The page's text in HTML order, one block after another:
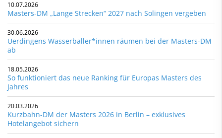
10.07.2026
Masters-DM „Lange Strecken“ 2027 nach Solingen vergeben
30.06.2026
Uerdingens Wasserballer*innen räumen bei der Masters-DM
ab
18.05.2026
So funktioniert das neue Ranking für Europas Masters des
Jahres
20.03.2026
Kurzbahn-DM der Masters 2026 in Berlin – exklusives
Hotelangebot sichern